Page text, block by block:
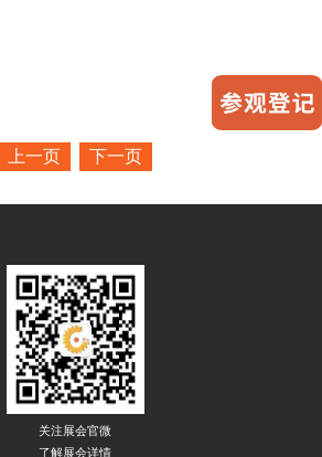
上一页 下一页
关注展会官微
了解展会详情